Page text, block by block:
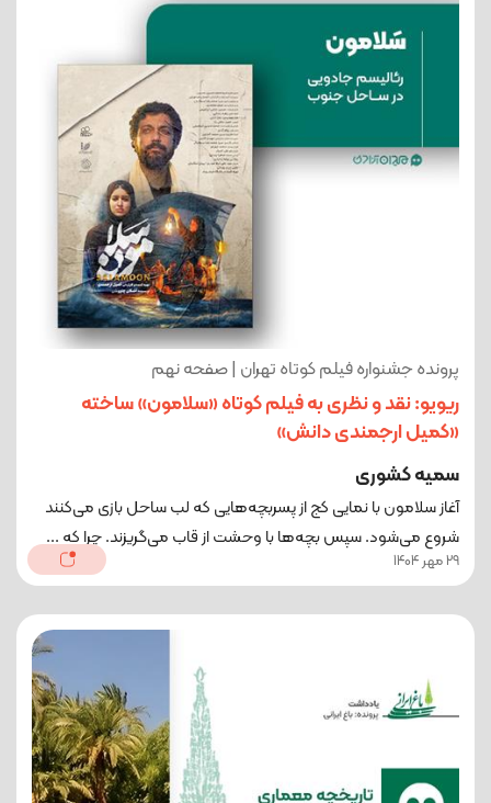
پرونده جشنواره فیلم کوتاه تهران | صفحه نهم
ریویو: نقد و نظری به فیلم کوتاه «سلامون» ساخته
«کمیل ارجمندی دانش»
سمیه کشوری
آغاز سلامون با نمایی کج از پسربچه‌هایی که لب ساحل بازی می‌کنند
شروع می‌شود. سپس بچه‌ها با وحشت از قاب می‌گریزند. چرا که ...
29 مهر 1404